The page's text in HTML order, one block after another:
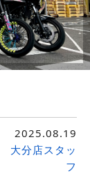
2025.08.19
大分店スタッ
フ